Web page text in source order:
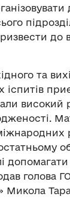
до
та
іспитів
високий
допомагати
голова
Микола